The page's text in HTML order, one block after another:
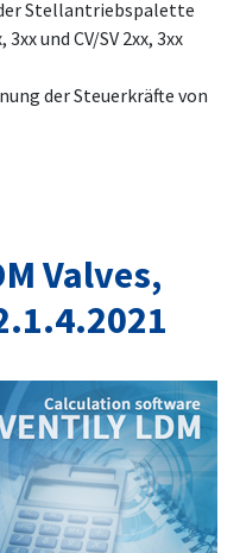
Stellantriebspalette
und CV/SV 2xx, 3xx
der Steuerkräfte von
Valves,